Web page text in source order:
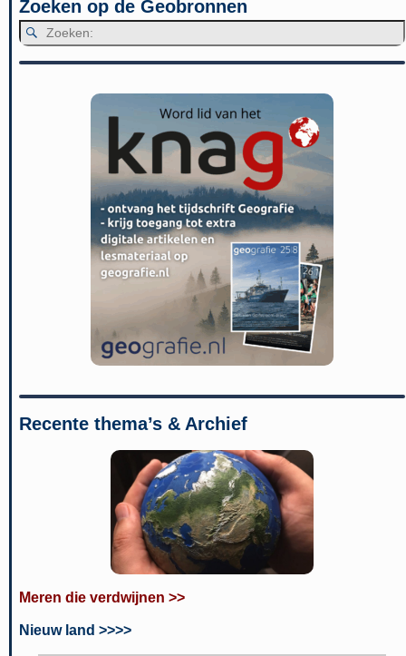
Zoeken op de Geobronnen
Recente thema’s & Archief
Meren die verdwijnen >>
Nieuw land >>>>